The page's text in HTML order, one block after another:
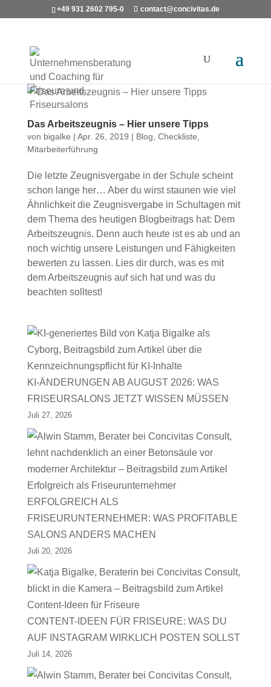
+49 931 2602 795-0 contact@concivitas.de
Das Arbeitszeugnis – Hier unsere Tipps
von bigalke | Apr. 26, 2019 | Blog Checkliste
Mitarbeiterführung
Die letzte Zeugnisvergabe in der Schule scheint
schon lange her… Aber du wirst staunen wie viel
Ähnlichkeit die Zeugnisvergabe in Schultagen mit
dem Thema des heutigen Blogbeitrags hat: Dem
Arbeitszeugnis. Denn auch heute ist es ab und an
noch wichtig unsere Leistungen und Fähigkeiten
bewerten zu lassen. Lies dir durch, was es mit
dem Arbeitszeugnis auf sich hat und was du
beachten solltest!
KI-ÄNDERUNGEN AB AUGUST 2026: WAS
FRISEURSALONS JETZT WISSEN MÜSSEN
Juli 27, 2026
ERFOLGREICH ALS
FRISEURUNTERNEHMER: WAS PROFITABLE
SALONS ANDERS MACHEN
Juli 20, 2026
CONTENT-IDEEN FÜR FRISEURE: WAS DU
AUF INSTAGRAM WIRKLICH POSTEN SOLLST
Juli 14, 2026